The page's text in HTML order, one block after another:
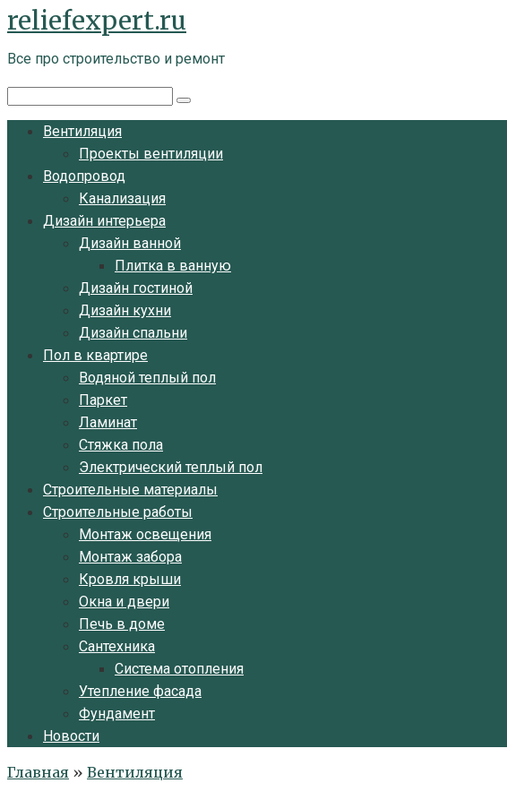
Перейти
к
контенту
reliefexpert.ru
Все про строительство и ремонт
Вентиляция
Проекты вентиляции
Водопровод
Канализация
Дизайн интерьера
Дизайн ванной
Плитка в ванную
Дизайн гостиной
Дизайн кухни
Дизайн спальни
Пол в квартире
Водяной теплый пол
Паркет
Ламинат
Стяжка пола
Электрический теплый пол
Строительные материалы
Строительные работы
Монтаж освещения
Монтаж забора
Кровля крыши
Окна и двери
Печь в доме
Сантехника
Система отопления
Утепление фасада
Фундамент
Новости
Главная » Вентиляция